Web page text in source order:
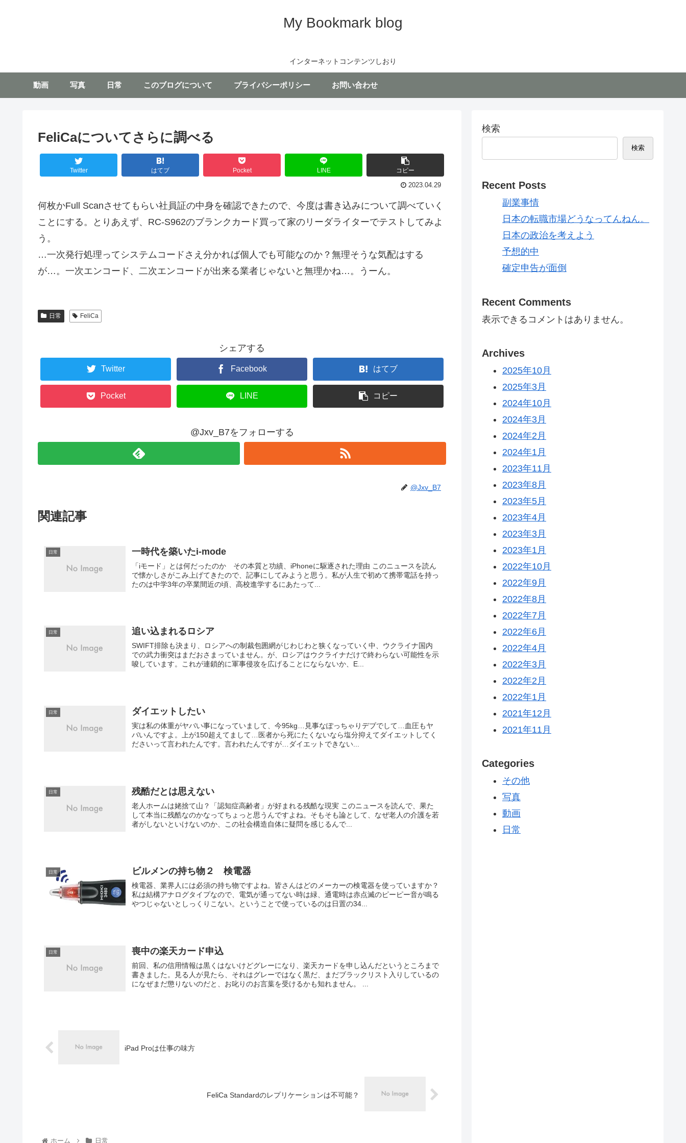
My Bookmark blog
インターネットコンテンツしおり
動画 写真 日常 このブログについて プライバシーポリシー お問い合わせ
FeliCaについてさらに調べる
Twitter はてブ Pocket LINE コピー
2023.04.29
何枚かFull Scanさせてもらい社員証の中身を確認できたので、今度は書き込みについて調べていく
ことにする。とりあえず、RC-S962のブランクカード買って家のリーダライターでテストしてみよ
う。
…一次発行処理ってシステムコードさえ分かれば個人でも可能なのか？無理そうな気配はする
が…。一次エンコード、二次エンコードが出来る業者じゃないと無理かね…。うーん。
日常 FeliCa
シェアする
Twitter Facebook はてブ
Pocket LINE コピー
@Jxv_B7をフォローする
@Jxv_B7
関連記事
日常 一時代を築いたi-mode
「iモード」とは何だったのか その本質と功績、iPhoneに駆逐された理由 このニュースを読ん
で懐かしさがこみ上げてきたので、記事にしてみようと思う。私が人生で初めて携帯電話を持っ
たのは中学3年の卒業間近の頃、高校進学するにあたって...
日常 追い込まれるロシア
SWIFT排除も決まり、ロシアへの制裁包囲網がじわじわと狭くなっていく中、ウクライナ国内
での武力衝突はまだおさまっていません。が、ロシアはウクライナだけで終わらない可能性を示
唆しています。これが連鎖的に軍事侵攻を広げることにならないか、E...
日常 ダイエットしたい
実は私の体重がヤバい事になっていまして、今95kg…見事なぽっちゃりデブでして…血圧もヤ
バいんですよ。上が150超えてまして…医者から死にたくないなら塩分抑えてダイエットしてく
ださいって言われたんです。言われたんですが…ダイエットできない...
日常 残酷だとは思えない
老人ホームは姥捨て山？「認知症高齢者」が好まれる残酷な現実 このニュースを読んで、果た
して本当に残酷なのかなってちょっと思うんですよね。そもそも論として、なぜ老人の介護を若
者がしないといけないのか、この社会構造自体に疑問を感じるんで...
日常 ビルメンの持ち物２ 検電器
検電器、業界人には必須の持ち物ですよね。皆さんはどのメーカーの検電器を使っていますか？
私は結構アナログタイプなので、電気が通ってない時は緑、通電時は赤点滅のピーピー音が鳴る
やつじゃないとしっくりこない。ということで使っているのは日置の34...
日常 喪中の楽天カード申込
前回、私の信用情報は黒くはないけどグレーになり、楽天カードを申し込んだというところまで
書きました。見る人が見たら、それはグレーではなく黒だ、まだブラックリスト入りしているの
になぜまだ懲りないのだと、お叱りのお言葉を受けるかも知れません。 ...
iPad Proは仕事の味方
FeliCa Standardのレプリケーションは不可能？
ホーム 日常
検索
検索
Recent Posts
副業事情
日本の転職市場どうなってんねん。
日本の政治を考えよう
予想的中
確定申告が面倒
Recent Comments
表示できるコメントはありません。
Archives
2025年10月
2025年3月
2024年10月
2024年3月
2024年2月
2024年1月
2023年11月
2023年8月
2023年5月
2023年4月
2023年3月
2023年1月
2022年10月
2022年9月
2022年8月
2022年7月
2022年6月
2022年4月
2022年3月
2022年2月
2022年1月
2021年12月
2021年11月
Categories
その他
写真
動画
日常